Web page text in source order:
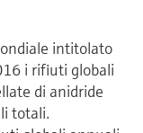
intitolato
i rifiuti globali
di anidride
totali.